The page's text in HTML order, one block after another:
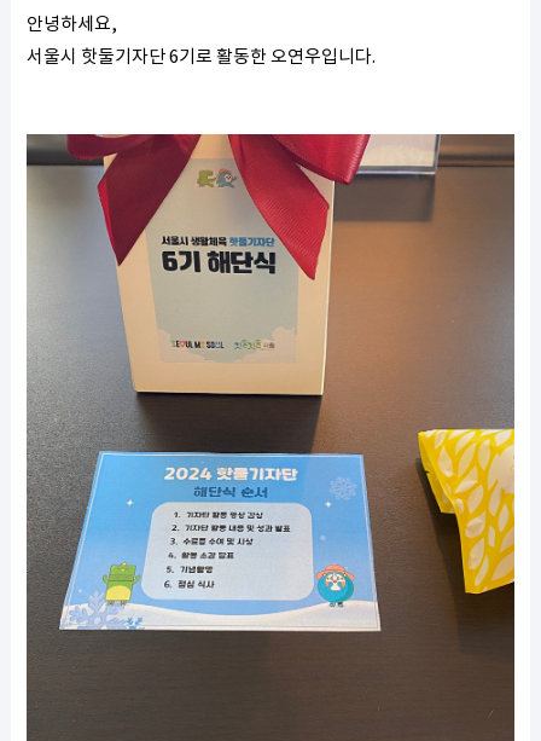
안녕하세요,
서울시 핫둘기자단 6기로 활동한 오연우입니다.